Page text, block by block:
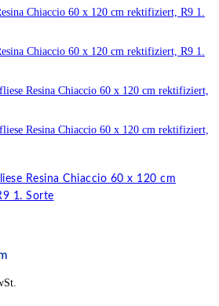
Resina Chiaccio 60 x 120 cm
1. Sorte